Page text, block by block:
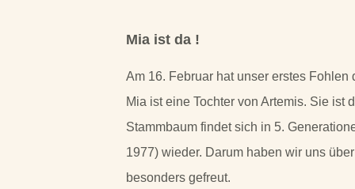
Mia ist da !
Am 16. Februar hat unser erstes
Mia ist eine Tochter von Artemis. Sie ist
Stammbaum findet sich in 5.
1977) wieder. Darum haben wir uns
besonders gefreut.